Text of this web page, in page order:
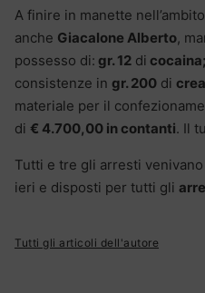
A finire in manette
anche Giacalone Alberto,
possesso di: gr. 12 di cocaina;
consistenze in gr. 200 di
materiale per il
di € 4.700,00 in contanti. Il
Tutti e tre gli arresti
ieri e disposti per tutti gli
Tutti gli articoli dell'autore